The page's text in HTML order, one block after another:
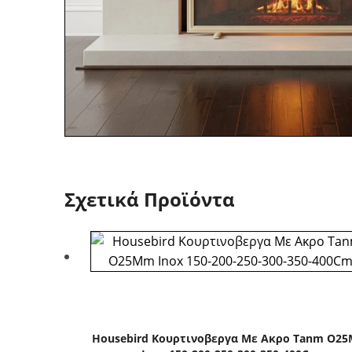
Σχετικά Προϊόντα
Housebird Κουρτινοβεργα Με Ακρο Tanm